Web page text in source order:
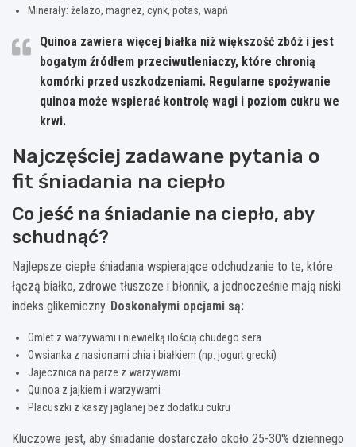
Minerały: żelazo, magnez, cynk, potas, wapń
Quinoa zawiera więcej białka niż większość zbóż i jest
bogatym źródłem przeciwutleniaczy, które chronią
komórki przed uszkodzeniami. Regularne spożywanie
quinoa może wspierać kontrolę wagi i poziom cukru we
krwi.
Najczęściej zadawane pytania o
fit śniadania na ciepło
Co jeść na śniadanie na ciepło, aby
schudnąć?
Najlepsze ciepłe śniadania wspierające odchudzanie to te, które
łączą białko, zdrowe tłuszcze i błonnik, a jednocześnie mają niski
indeks glikemiczny. Doskonałymi opcjami są:
Omlet z warzywami i niewielką ilością chudego sera
Owsianka z nasionami chia i białkiem (np. jogurt grecki)
Jajecznica na parze z warzywami
Quinoa z jajkiem i warzywami
Placuszki z kaszy jaglanej bez dodatku cukru
Kluczowe jest, aby śniadanie dostarczało około 25-30% dziennego